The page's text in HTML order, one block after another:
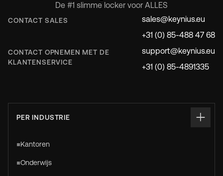
De #1 slimme locker voor ALLES
CONTACT SALES
sales@keynius.eu
+31 (0) 85-488 47 68
CONTACT OPNEMEN MET DE
KLANTENSERVICE
support@keynius.eu
+31 (0) 85-4891335
PER INDUSTRIE
Kantoren
Onderwijs